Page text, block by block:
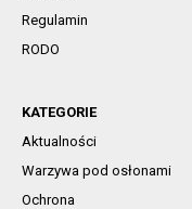
Regulamin
RODO
KATEGORIE
Aktualności
Warzywa pod osłonami
Ochrona